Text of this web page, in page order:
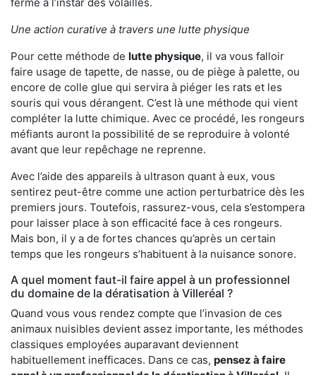
Une action curative à travers une lutte physique
Pour cette méthode de lutte physique, il va vous falloir
faire usage de tapette, de nasse, ou de piège à palette, ou
encore de colle glue qui servira à piéger les rats et les
souris qui vous dérangent. C’est là une méthode qui vient
compléter la lutte chimique. Avec ce procédé, les rongeurs
méfiants auront la possibilité de se reproduire à volonté
avant que leur repêchage ne reprenne.
Avec l’aide des appareils à ultrason quant à eux, vous
sentirez peut-être comme une action perturbatrice dès les
premiers jours. Toutefois, rassurez-vous, cela s’estompera
pour laisser place à son efficacité face à ces rongeurs.
Mais bon, il y a de fortes chances qu’après un certain
temps que les rongeurs s’habituent à la nuisance sonore.
A quel moment faut-il faire appel à un professionnel
du domaine de la dératisation à Villeréal ?
Quand vous vous rendez compte que l’invasion de ces
animaux nuisibles devient assez importante, les méthodes
classiques employées auparavant deviennent
habituellement inefficaces. Dans ce cas, pensez à faire